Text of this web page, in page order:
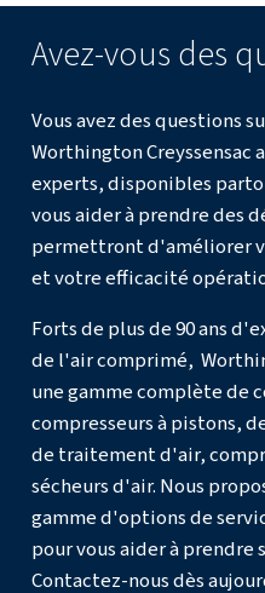
vos besoins ?
Le choix entre un
dépend en fin de
besoin d'une solution
telle que l'alimentation
compresseur à pistons
Cependant, si vous
et continue pour les
serait le meilleur choix.
Pensez à votre
garage où les niveaux
avez besoin d'une
peut vous convenir.
fabrication qui nécessite
compresseur à vis vous